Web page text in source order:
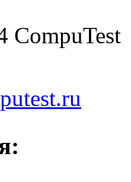
CompuTest